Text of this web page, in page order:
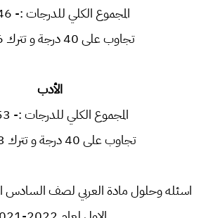
المجموع الكلي للدرجات :- 46 درجة.
تجاوب على 40 درجة و تترك 6 درجات.
الأدب
المجموع الكلي للدرجات :- 53 درجة.
تجاوب على 40 درجة و تترك 13 درجة.
اسئله وحلول مادة العربي لصف السادس